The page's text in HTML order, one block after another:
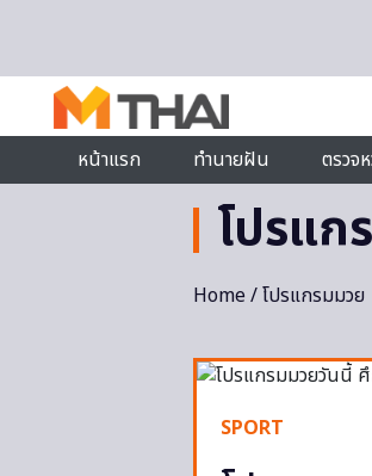
หน้าแรก
ทำนายฝัน ตรวจ
โปรแก
Home/ โปรแกรมมวย
SPORT